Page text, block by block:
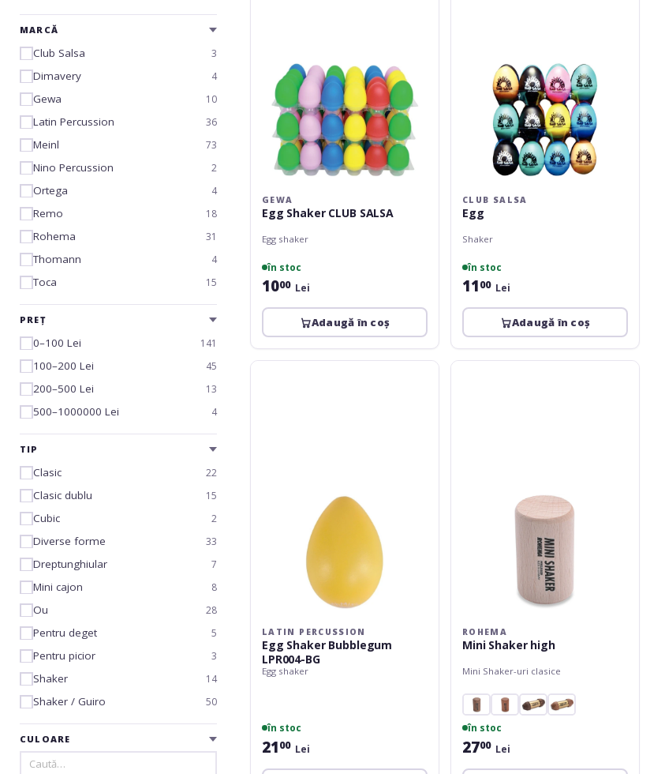
MARCĂ
Club Salsa 3
Dimavery 4
Gewa 10
Latin Percussion 36
Meinl 73
Nino Percussion 2
Ortega 4
Remo 18
Rohema 31
Thomann 4
Toca 15
PREȚ
0–100 Lei 141
100–200 Lei 45
200–500 Lei 13
500–1000000 Lei 4
TIP
Clasic 22
Clasic dublu 15
Cubic 2
Diverse forme 33
Dreptunghiular 7
Mini cajon 8
Ou 28
Pentru deget 5
Pentru picior 3
Shaker 14
Shaker / Guiro 50
CULOARE
GEWA
Egg Shaker CLUB SALSA
Egg shaker
în stoc
1000 Lei
Adaugă în coș
CLUB SALSA
Egg
Shaker
în stoc
1100 Lei
Adaugă în coș
Latin
LATIN PERCUSSION
Egg Shaker Bubblegum
LPR004-BG
Egg shaker
în stoc
2100 Lei
Rohema
ROHEMA
Mini Shaker high
Mini Shaker-uri clasice
în stoc
2700 Lei